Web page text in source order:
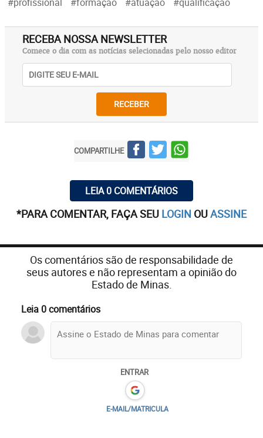
RECEBA NOSSA NEWSLETTER
Comece o dia com as notícias selecionadas pelo nosso editor
RECEBER
COMPARTILHE
LEIA 0 COMENTÁRIOS
*PARA COMENTAR, FAÇA SEU LOGIN OUASSINE
Os comentários são de responsabilidade de
seus autores e não representam a opinião do
Estado de Minas.
Leia 0 comentários
ENTRAR
E-MAIL/MATRICULA